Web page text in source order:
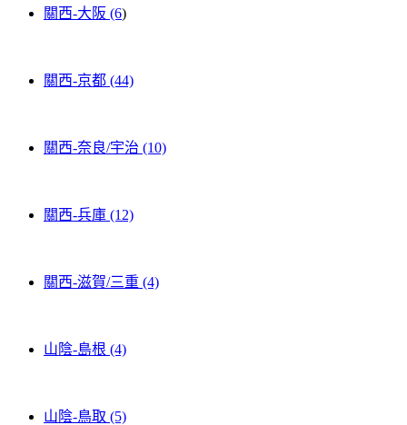
關西-大阪 (6)
關西-京都 (44)
關西-奈良/宇治 (10)
關西-兵庫 (12)
關西-滋賀/三重 (4)
山陰-島根 (4)
山陰-鳥取 (5)